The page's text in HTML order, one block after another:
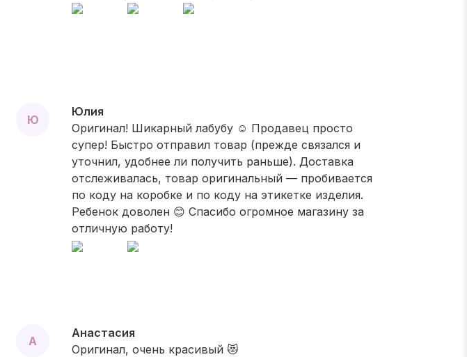
Ю
Юлия
Оригинал! Шикарный лабубу ☺️ Продавец просто
супер! Быстро отправил товар (прежде связался и
уточнил, удобнее ли получить раньше). Доставка
отслеживалась, товар оригинальный — пробивается
по коду на коробке и по коду на этикетке изделия.
Ребенок доволен 😊 Спасибо огромное магазину за
отличную работу!
А
Анастасия
Оригинал, очень красивый 😻